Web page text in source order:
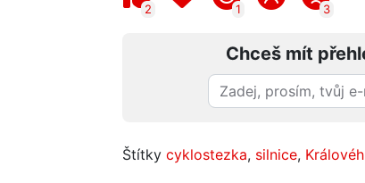
2 1 3
Chceš mít
Štítky cyklostezka, silnice,